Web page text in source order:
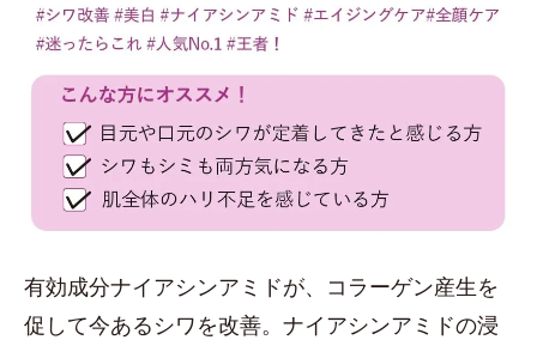
有効成分ナイアシンアミドが、コラーゲン産生を
促して今あるシワを改善。ナイアシンアミドの浸